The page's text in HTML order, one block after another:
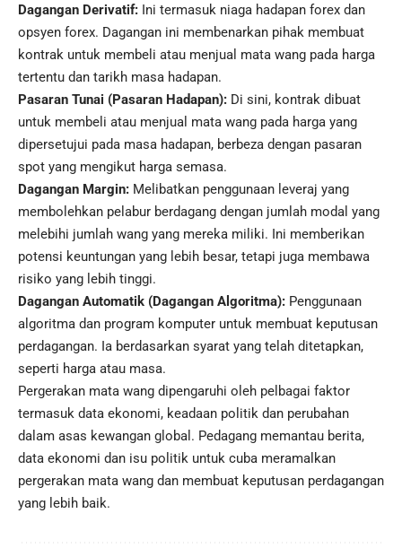
Dagangan Derivatif: Ini termasuk niaga hadapan forex dan
opsyen forex. Dagangan ini membenarkan pihak membuat
kontrak untuk membeli atau menjual mata wang pada harga
tertentu dan tarikh masa hadapan.
Pasaran Tunai (Pasaran Hadapan): Di sini, kontrak dibuat
untuk membeli atau menjual mata wang pada harga yang
dipersetujui pada masa hadapan, berbeza dengan pasaran
spot yang mengikut harga semasa.
Dagangan Margin: Melibatkan penggunaan leveraj yang
membolehkan pelabur berdagang dengan jumlah modal yang
melebihi jumlah wang yang mereka miliki. Ini memberikan
potensi keuntungan yang lebih besar, tetapi juga membawa
risiko yang lebih tinggi.
Dagangan Automatik (Dagangan Algoritma): Penggunaan
algoritma dan program komputer untuk membuat keputusan
perdagangan. Ia berdasarkan syarat yang telah ditetapkan,
seperti harga atau masa.
Pergerakan mata wang dipengaruhi oleh pelbagai faktor
termasuk data ekonomi, keadaan politik dan perubahan
dalam asas kewangan global. Pedagang memantau berita,
data ekonomi dan isu politik untuk cuba meramalkan
pergerakan mata wang dan membuat keputusan perdagangan
yang lebih baik.